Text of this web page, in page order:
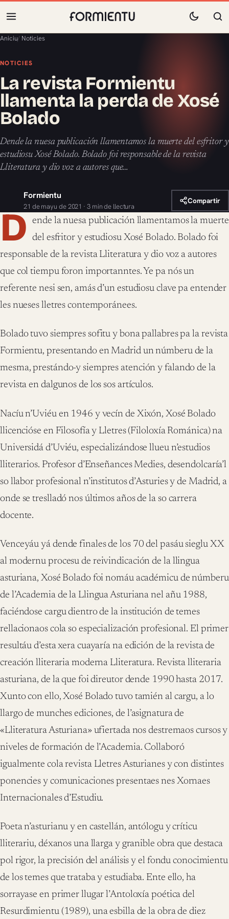
Aniciu/ Noticies
NOTICIES
La revista Formientu
llamenta la perda de Xosé
Bolado
Dende la nuesa publicación llamentamos la muerte del esfritor y
estudiosu Xosé Bolado. Bolado foi responsable de la revista
Lliteratura y dio voz a autores que…
Formientu
21 de mayu de 2021 · 3 min de llectura
Compartir
D ende la nuesa publicación llamentamos la muerte
del esfritor y estudiosu Xosé Bolado. Bolado foi
responsable de la revista Lliteratura y dio voz a autores
que col tiempu foron importanntes. Ye pa nós un
referente nesi sen, amás d’un estudiosu clave pa entender
les nueses lletres contemporánees.
Bolado tuvo siempres sofitu y bona pallabres pa la revista
Formientu, presentando en Madrid un númberu de la
mesma, prestándo-y siempres atención y falando de la
revista en dalgunos de los sos artículos.
Nacíu n’Uviéu en 1946 y vecín de Xixón, Xosé Bolado
llicencióse en Filosofía y Lletres (Filoloxía Románica) na
Universidá d’Uviéu, especializándose llueu n’estudios
lliterarios. Profesor d’Enseñances Medies, desendolcaría’l
so llabor profesional n’institutos d’Asturies y de Madrid, a
onde se treslladó nos últimos años de la so carrera
docente.
Venceyáu yá dende finales de los 70 del pasáu sieglu XX
al modernu procesu de reivindicación de la llingua
asturiana, Xosé Bolado foi nomáu académicu de númberu
de l’Academia de la Llingua Asturiana nel añu 1988,
faciéndose cargu dientro de la institución de temes
rellacionaos cola so especialización profesional. El primer
resultáu d’esta xera cuayaría na edición de la revista de
creación lliteraria moderna Lliteratura. Revista lliteraria
asturiana, de la que foi direutor dende 1990 hasta 2017.
Xunto con ello, Xosé Bolado tuvo tamién al cargu, a lo
llargo de munches ediciones, de l’asignatura de
«Lliteratura Asturiana» ufiertada nos destremaos cursos y
niveles de formación de l’Academia. Collaboró
igualmente cola revista Lletres Asturianes y con distintes
ponencies y comunicaciones presentaes nes Xornaes
Internacionales d’Estudiu.
Poeta n’asturianu y en castellán, antólogu y críticu
lliterariu, déxanos una llarga y granible obra que destaca
pol rigor, la precisión del análisis y el fondu conocimientu
de los temes que trataba y estudiaba. Ente ello, ha
sorrayase en primer llugar l’Antoloxía poética del
Resurdimientu (1989), una esbilla de la obra de diez